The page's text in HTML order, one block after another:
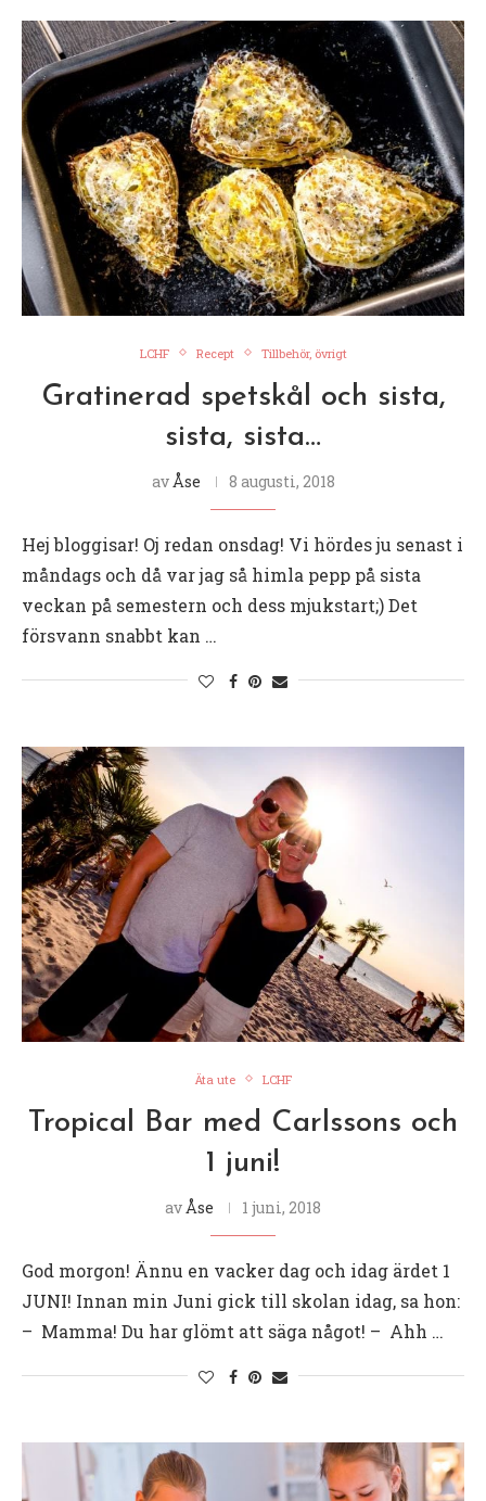
LCHF Recept Tillbehör, övrigt
Gratinerad spetskål och sista,
sista, sista…
av Åse 8 augusti, 2018
Hej bloggisar! Oj redan onsdag! Vi hördes ju senast i
måndags och då var jag så himla pepp på sista
veckan på semestern och dess mjukstart;) Det
försvann snabbt kan …
Äta ute LCHF
Tropical Bar med Carlssons och
1 juni!
av Åse 1 juni, 2018
God morgon! Ännu en vacker dag och idag ärdet 1
JUNI! Innan min Juni gick till skolan idag, sa hon:
– Mamma! Du har glömt att säga något! – Ahh …